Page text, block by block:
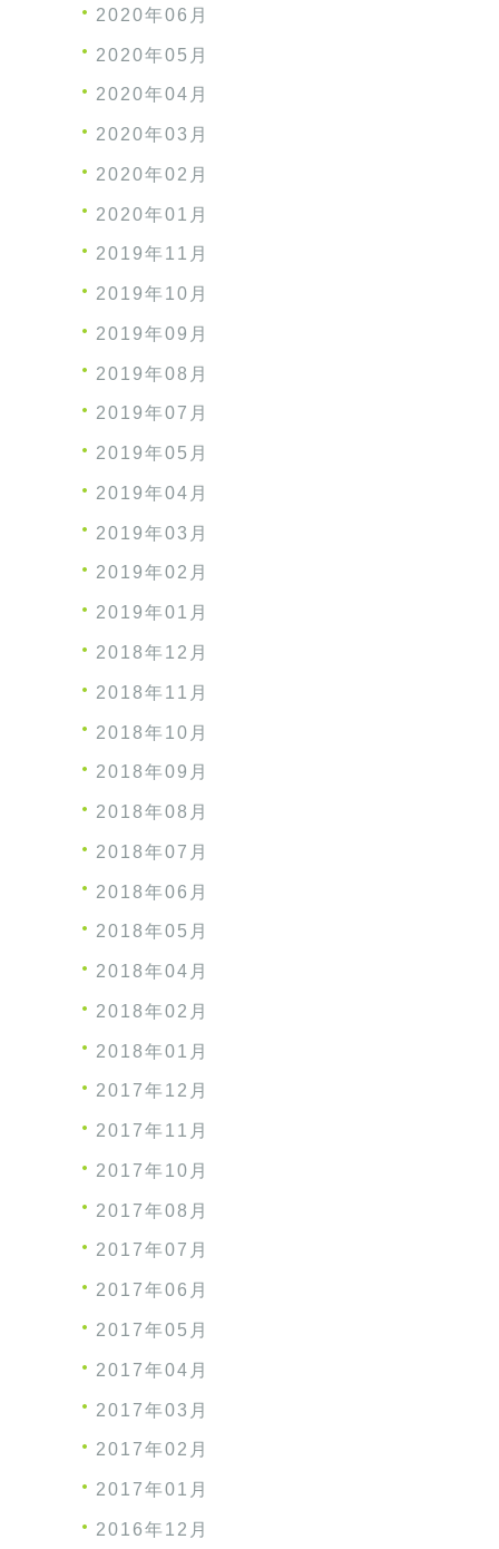
2020年06月
2020年05月
2020年04月
2020年03月
2020年02月
2020年01月
2019年11月
2019年10月
2019年09月
2019年08月
2019年07月
2019年05月
2019年04月
2019年03月
2019年02月
2019年01月
2018年12月
2018年11月
2018年10月
2018年09月
2018年08月
2018年07月
2018年06月
2018年05月
2018年04月
2018年02月
2018年01月
2017年12月
2017年11月
2017年10月
2017年08月
2017年07月
2017年06月
2017年05月
2017年04月
2017年03月
2017年02月
2017年01月
2016年12月